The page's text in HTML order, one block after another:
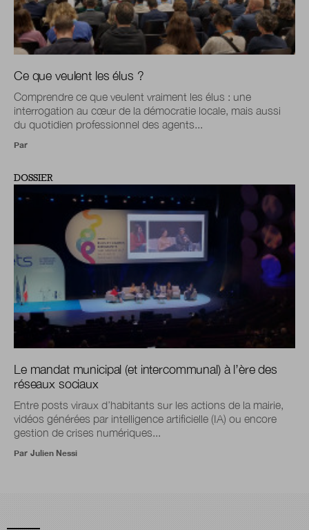
Ce que veulent les élus ?
Comprendre ce que veulent vraiment les élus : une
interrogation au cœur de la démocratie locale, mais aussi
du quotidien professionnel des agents...
Par
DOSSIER
Le mandat municipal (et intercommunal) à l’ère des
réseaux sociaux
Entre posts viraux d’habitants sur les actions de la mairie,
vidéos générées par intelligence artificielle (IA) ou encore
gestion de crises numériques...
Par Julien Nessi